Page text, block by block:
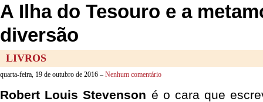
A Ilha do Tesouro e a
diversão
LIVROS
quarta-feira, 19 de outubro de 2016 – Nenhum comentário
Robert Louis Stevenson é o cara que